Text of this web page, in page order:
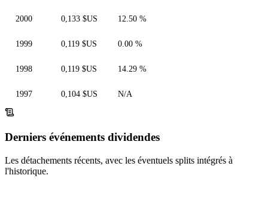
2000 0,133 $US 12.50 %
1999 0,119 $US 0.00 %
1998 0,119 $US 14.29 %
1997 0,104 $US N/A
Derniers événements dividendes
Les détachements récents, avec les éventuels splits intégrés à
l'historique.